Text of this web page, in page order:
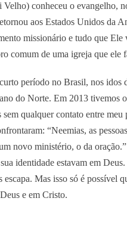
conheceu o evangelho,
aos Estados Unidos da
missionário e tudo que
comum de uma igreja que ele
período no Brasil, nos idos
do Norte. Em 2013 tivemos
qualquer contato entre
“Neemias, as
novo ministério, o da
identidade estavam em
Mas isso só é possível
e em Cristo.